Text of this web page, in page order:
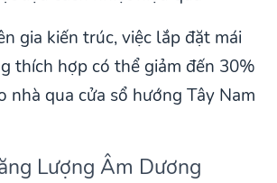
gia kiến trúc, việc lắp đặt mái
thích hợp có thể giảm đến 30%
nhà qua cửa sổ hướng Tây Nam
Lượng Âm Dương